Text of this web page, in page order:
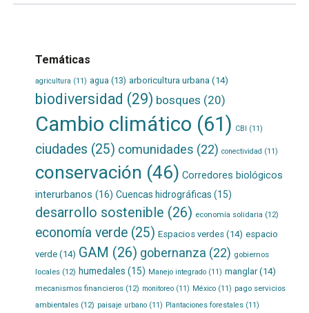
Temáticas
agricultura (11) agua (13) arboricultura urbana (14)
biodiversidad (29) bosques (20)
Cambio climático (61) CBI (11)
ciudades (25) comunidades (22) conectividad (11)
conservación (46) Corredores biológicos
interurbanos (16) Cuencas hidrográficas (15)
desarrollo sostenible (26) economía solidaria (12)
economía verde(25) Espacios verdes(14) espacio
verde(14) GAM (26) gobernanza (22) gobiernos
locales(12) humedales (15) Manejo integrado(11) manglar(14)
mecanismos financieros(12) monitoreo(11) México(11) pago servicios
ambientales(12) paisaje urbano(11) Plantaciones forestales(11)